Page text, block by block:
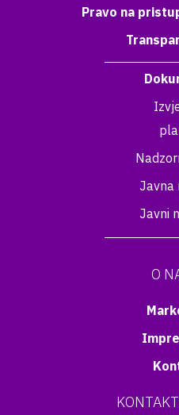
Pravo na
Javna
Javni
O